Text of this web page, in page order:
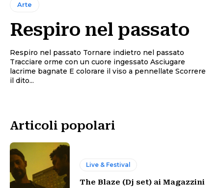
Arte
Respiro nel passato
Respiro nel passato Tornare indietro nel passato
Tracciare orme con un cuore ingessato Asciugare
lacrime bagnate E colorare il viso a pennellate Scorrere
il dito...
Articoli popolari
Live & Festival
The Blaze (Dj set) ai Magazzini